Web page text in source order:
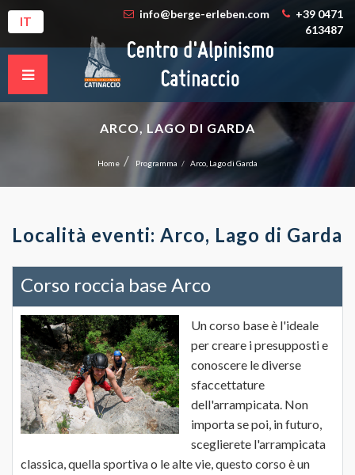
IT
info@berge-erleben.com
+39 0471
613487
ARCO, LAGO DI GARDA
Home Programma Arco, Lago di Garda
Località eventi: Arco, Lago di Garda
Corso roccia base Arco
Un corso base è l'ideale
per creare i presupposti e
conoscere le diverse
sfaccettature
dell'arrampicata. Non
importa se poi, in futuro,
sceglierete l'arrampicata
classica, quella sportiva o le alte vie, questo corso è un